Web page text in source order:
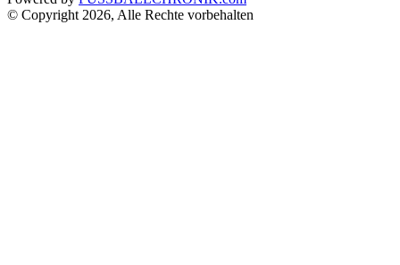
© Copyright 2026, Alle Rechte vorbehalten